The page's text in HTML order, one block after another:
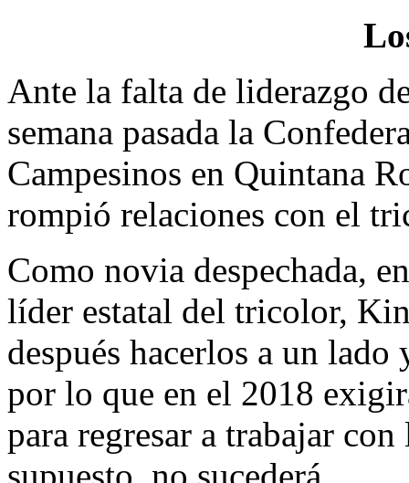
Ante la falta de liderazgo
semana pasada la
Campesinos en Quintana
rompió relaciones con el
Como novia despechada,
líder estatal del tricolor,
después hacerlos a un
por lo que en el 2018
para regresar a trabajar
supuesto, no sucederá.